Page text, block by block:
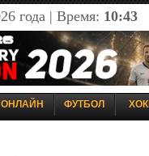
года | Время: 10:43
ОНЛАЙН ФУТБОЛ